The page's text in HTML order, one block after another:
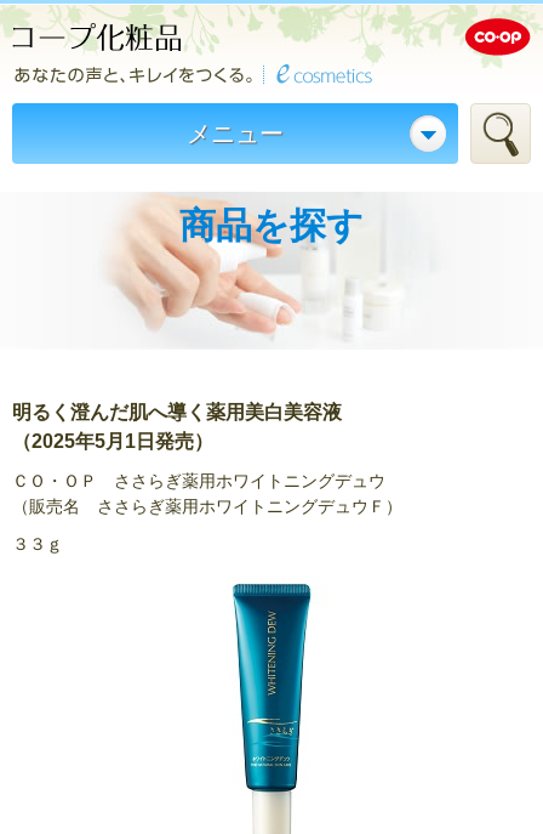
メニュー
商品を探す
明るく澄んだ肌へ導く薬用美白美容液
（2025年5月1日発売）
ＣＯ・ＯＰ ささらぎ薬用ホワイトニングデュウ
（販売名 ささらぎ薬用ホワイトニングデュウＦ）
３３ｇ